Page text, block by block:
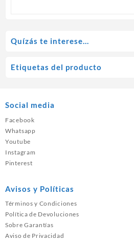
Quízás te interese…
Etiquetas del producto
Social media
Facebook
Whatsapp
Youtube
Instagram
Pinterest
Avisos y Políticas
Términos y Condiciones
Política de Devoluciones
Sobre Garantías
Aviso de Privacidad